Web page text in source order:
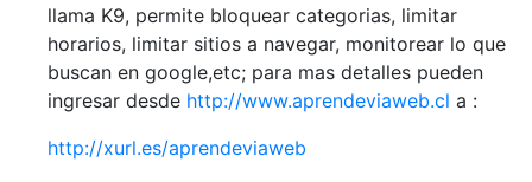
llama K9, permite bloquear categorias, limitar
horarios, limitar sitios a navegar, monitorear lo que
buscan en google,etc; para mas detalles pueden
ingresar desde http://www.aprendeviaweb.cl a :
http://xurl.es/aprendeviaweb